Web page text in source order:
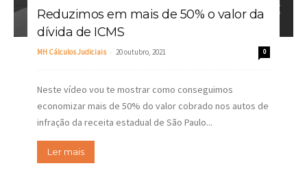
Reduzimos em mais de 50% o valor da
dívida de ICMS
MH Cálculos Judiciais - 20 outubro, 2021 0
Neste vídeo vou te mostrar como conseguimos
economizar mais de 50% do valor cobrado nos autos de
infração da receita estadual de São Paulo...
Ler mais